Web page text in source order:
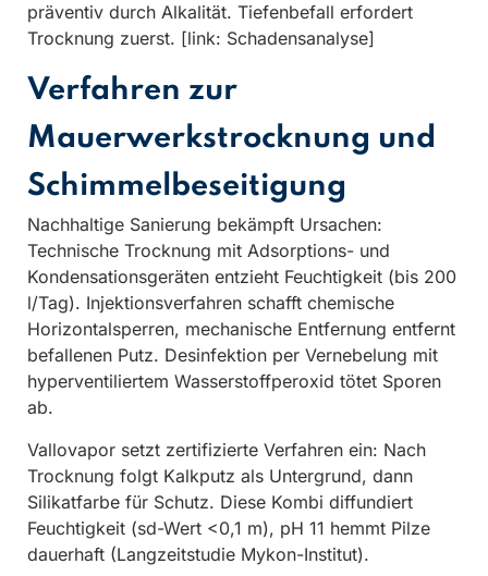
präventiv durch Alkalität. Tiefenbefall erfordert
Trocknung zuerst. [link: Schadensanalyse]
Verfahren zur
Mauerwerkstrocknung und
Schimmelbeseitigung
Nachhaltige Sanierung bekämpft Ursachen:
Technische Trocknung mit Adsorptions- und
Kondensationsgeräten entzieht Feuchtigkeit (bis 200
l/Tag). Injektionsverfahren schafft chemische
Horizontalsperren, mechanische Entfernung entfernt
befallenen Putz. Desinfektion per Vernebelung mit
hyperventiliertem Wasserstoffperoxid tötet Sporen
ab.
Vallovapor setzt zertifizierte Verfahren ein: Nach
Trocknung folgt Kalkputz als Untergrund, dann
Silikatfarbe für Schutz. Diese Kombi diffundiert
Feuchtigkeit (sd-Wert <0,1 m), pH 11 hemmt Pilze
dauerhaft (Langzeitstudie Mykon-Institut).